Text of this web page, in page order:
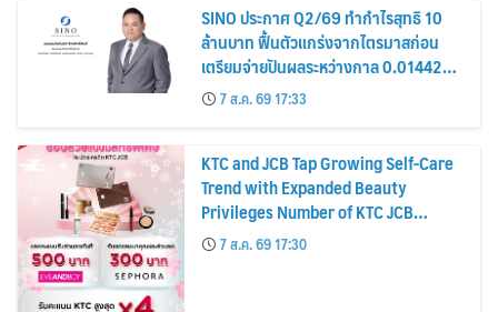
SINO ประกาศ Q2/69 ทำกำไรสุทธิ 10
ล้านบาท ฟื้นตัวแกร่งจากไตรมาสก่อน
เตรียมจ่ายปันผลระหว่างกาล 0.014423
บาทต่อหุ้น ครึ่งปีหลังมุ่งเติบโตต่อเนื่อง
7 ส.ค. 69 17:33
KTC and JCB Tap Growing Self-Care
Trend with Expanded Beauty
Privileges Number of KTC JCB
Cardmembers Spending on
Cosmetics Rises 26%
7 ส.ค. 69 17:30